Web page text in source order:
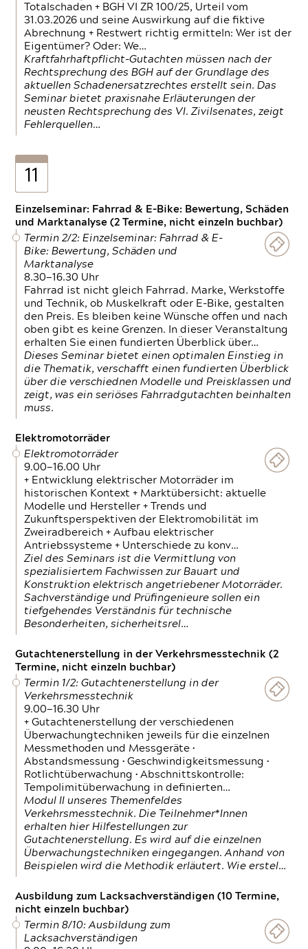
Totalschaden + BGH VI ZR 100/25, Urteil vom
31.03.2026 und seine Auswirkung auf die fiktive
Abrechnung + Restwert richtig ermitteln: Wer ist der
Eigentümer? Oder: We…
Kraftfahrhaftpflicht-Gutachten müssen nach der
Rechtsprechung des BGH auf der Grundlage des
aktuellen Schadenersatzrechtes erstellt sein. Das
Seminar bietet praxisnahe Erläuterungen der
neusten Rechtsprechung des VI. Zivilsenates, zeigt
Fehlerquellen…
11
Einzelseminar: Fahrrad & E-Bike: Bewertung, Schäden
und Marktanalyse (2 Termine, nicht einzeln buchbar)
Termin 2/2: Einzelseminar: Fahrrad & E-
Bike: Bewertung, Schäden und
Marktanalyse
8.30—16.30 Uhr
Fahrrad ist nicht gleich Fahrrad. Marke, Werkstoffe
und Technik, ob Muskelkraft oder E-Bike, gestalten
den Preis. Es bleiben keine Wünsche offen und nach
oben gibt es keine Grenzen. In dieser Veranstaltung
erhalten Sie einen fundierten Überblick über…
Dieses Seminar bietet einen optimalen Einstieg in
die Thematik, verschafft einen fundierten Überblick
über die verschiednen Modelle und Preisklassen und
zeigt, was ein seriöses Fahrradgutachten beinhalten
muss.
Elektromotorräder
Elektromotorräder
9.00—16.00 Uhr
+ Entwicklung elektrischer Motorräder im
historischen Kontext + Marktübersicht: aktuelle
Modelle und Hersteller + Trends und
Zukunftsperspektiven der Elektromobilität im
Zweiradbereich + Aufbau elektrischer
Antriebssysteme + Unterschiede zu konv…
Ziel des Seminars ist die Vermittlung von
spezialisiertem Fachwissen zur Bauart und
Konstruktion elektrisch angetriebener Motorräder.
Sachverständige und Prüfingenieure sollen ein
tiefgehendes Verständnis für technische
Besonderheiten, sicherheitsrel…
Gutachtenerstellung in der Verkehrsmesstechnik (2
Termine, nicht einzeln buchbar)
Termin 1/2: Gutachtenerstellung in der
Verkehrsmesstechnik
9.00—16.30 Uhr
+ Gutachtenerstellung der verschiedenen
Überwachungtechniken jeweils für die einzelnen
Messmethoden und Messgeräte •
Abstandsmessung • Geschwindigkeitsmessung •
Rotlichtüberwachung • Abschnittskontrolle:
Tempolimitüberwachung in definierten…
Modul II unseres Themenfeldes
Verkehrsmesstechnik. Die Teilnehmer*Innen
erhalten hier Hilfestellungen zur
Gutachtenerstellung. Es wird auf die einzelnen
Überwachungstechniken eingegangen. Anhand von
Beispielen wird die Methodik erläutert. Wie erstel…
Ausbildung zum Lacksachverständigen (10 Termine,
nicht einzeln buchbar)
Termin 8/10: Ausbildung zum
Lacksachverständigen